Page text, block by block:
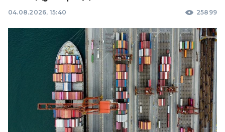
04.08.2026, 15:40 25899